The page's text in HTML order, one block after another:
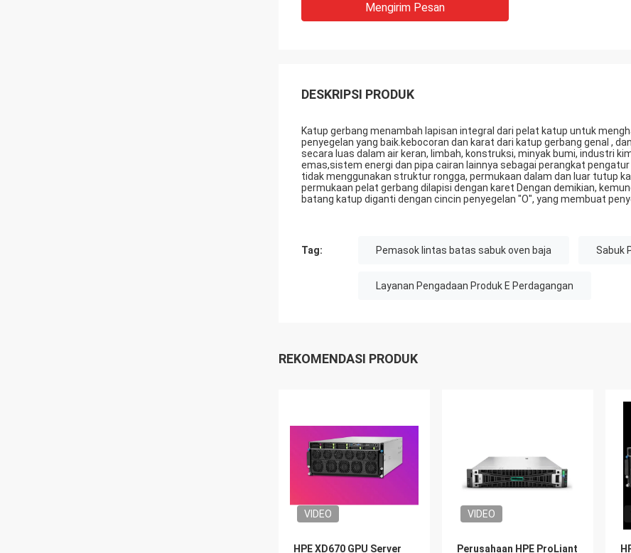
Mengirim Pesan
DESKRIPSI PRODUK
Katup gerbang menambah lapisan integral dari pelat katup untuk
penyegelan yang baik.kebocoran dan karat dari katup gerbang genal ,
secara luas dalam air keran, limbah, konstruksi, minyak bumi, industri
emas,sistem energi dan pipa cairan lainnya sebagai perangkat
tidak menggunakan struktur rongga, permukaan dalam dan luar tutup
permukaan pelat gerbang dilapisi dengan karet Dengan demikian,
batang katup diganti dengan cincin penyegelan "O", yang membuat
Tag: Pemasok lintas batas sabuk oven baja Sabuk
Layanan Pengadaan Produk E Perdagangan
REKOMENDASI PRODUK
VIDEO
HPE XD670 GPU Server
VIDEO
Perusahaan HPE ProLiant